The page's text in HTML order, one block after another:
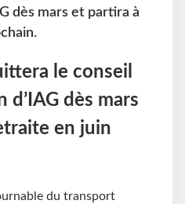
dès mars et partira à
le conseil
d’IAG dès mars
en juin
du transport